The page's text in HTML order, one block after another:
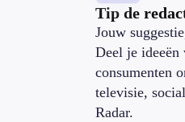
Tip de
Jouw
Deel je ideeën
consumenten
televisie,
Radar.